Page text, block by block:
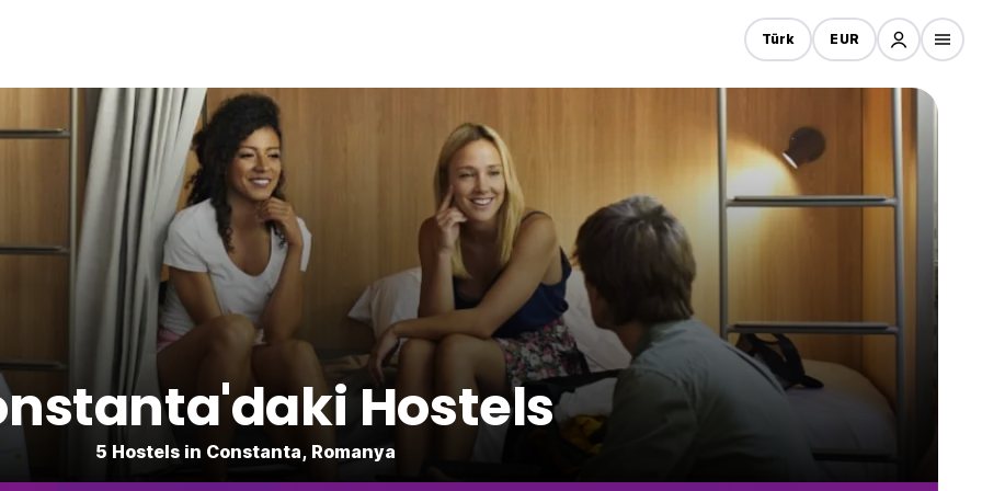
Türk EUR
Hostels
5 Hostels in Constanta, Romanya